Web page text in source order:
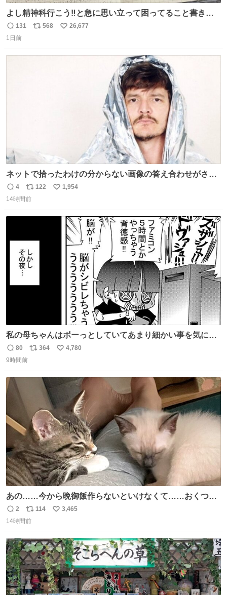
よし精神科行こう‼️と急に思い立って困ってること書き出
してたらペン止まらなくなってすごい勢いで埋まってワロ
タ
返
信
131
リ
568
い
26,677
1日前
ネットで拾ったわけの分からない画像の答え合わせがされ
ていくw
返
信
4
リ
ポ
122
い
1,954
14時間前
私の母ちゃんはボーっとしていてあまり細かい事を気にし
ません。優秀な人の多い現代の価値観から見ると、あまり
優秀な母親ではないかもしれません。でも、だからこそ、
スします。「優秀」と「良い」は別なんですよね。 1/2
返
信
80
リ
364
い
数
4,780
9時間前
あの……今から晩御飯作らないといけなくて……おくつろ
ぎのところ申し訳ないのですが……あの………😥
返
信
2
リ
ポ
ト
数
114
い
数
3,465
14時間前